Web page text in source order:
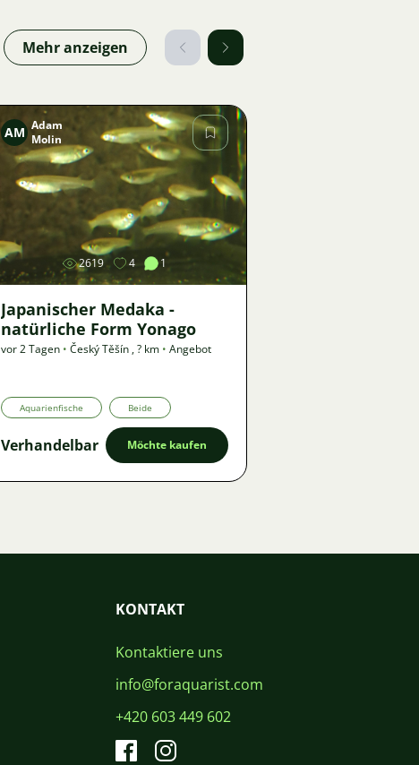
Mehr anzeigen
Bild
AM Adam
Molin
2619 4 1
Japanischer Medaka -
natürliche Form Yonago
vor 2 Tagen • Český Těšín ,? km • Angebot
Aquarienfische Beide
Verhandelbar Möchte kaufen
KONTAKT
Kontaktiere uns
info@foraquarist.com
+420 603 449 602